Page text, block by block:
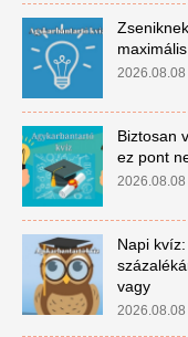
2026.08.08
Biztosan
ez pont
2026.08.08
Napi
vagy
2026.08.08